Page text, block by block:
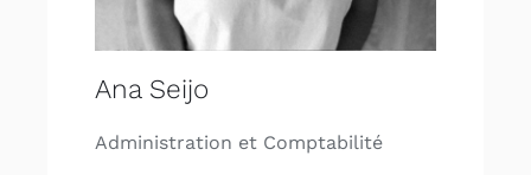
Ana Seijo
Administration et Comptabilité